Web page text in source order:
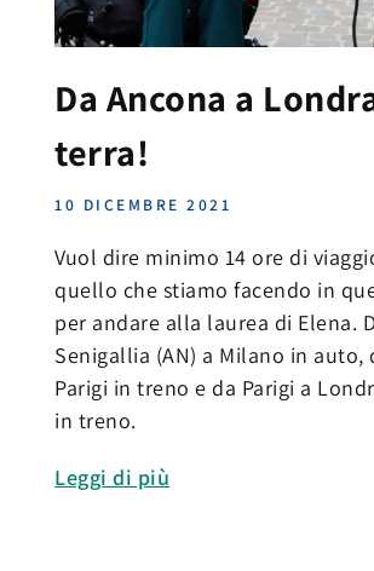
Da Ancona a
terra!
10 DICEMBRE 2021
Vuol dire minimo 14 ore di
quello che stiamo facendo in
per andare alla laurea di Elena.
Senigallia (AN) a Milano in auto,
Parigi in treno e da Parigi a
in treno.
Leggi di più